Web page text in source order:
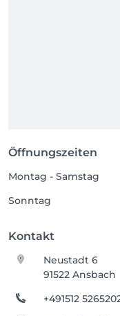
Öffnungszeiten
Montag - Samstag
Sonntag
Kontakt
Neustadt 6
91522 Ansbach
+491512